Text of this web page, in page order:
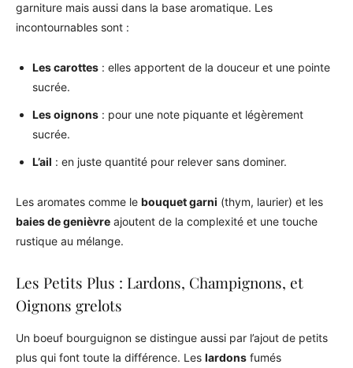
garniture mais aussi dans la base aromatique. Les
incontournables sont :
Les carottes : elles apportent de la douceur et une pointe
sucrée.
Les oignons : pour une note piquante et légèrement
sucrée.
L’ail : en juste quantité pour relever sans dominer.
Les aromates comme le bouquet garni (thym, laurier) et les
baies de genièvre ajoutent de la complexité et une touche
rustique au mélange.
Les Petits Plus : Lardons, Champignons, et
Oignons grelots
Un boeuf bourguignon se distingue aussi par l’ajout de petits
plus qui font toute la différence. Les lardons fumés